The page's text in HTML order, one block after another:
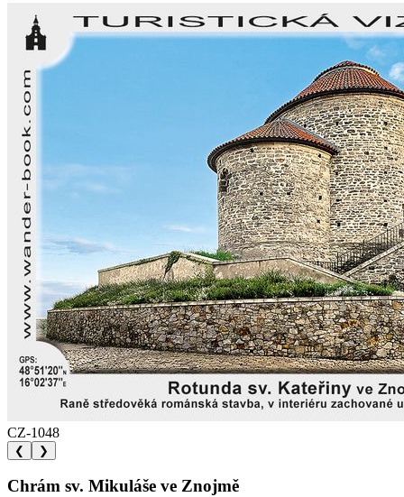
CZ-1048
❮ ❯
Chrám sv. Mikuláše ve Znojmě